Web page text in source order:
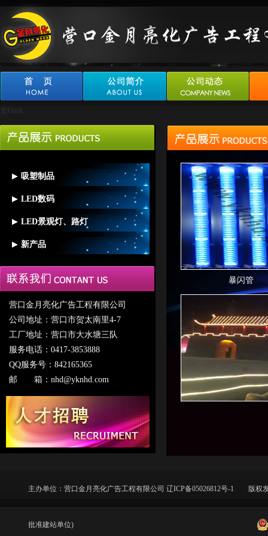
吸塑制品
吸塑灯箱
吸塑字
吸塑标识及异型
LED数码
LED外露字
数码管系列
点光源系列
LED穿孔灯
模组系列
大功率系列
流行灯系列
花树灯系列
塑花灯
电源
LED景观灯、路灯
LED景观灯、路灯
新产品
新产品
营口金月亮化广告工程有限公司
公司地址：营口市贺太南里4-7
工厂地址：营口市大水塘三队
服务电话：0417-3853888
QQ服务号：842165365
邮 箱：nhd@yknhd.com
暴闪管
主办单位： 营口金月亮化广告工程有限公司 辽ICP备05026812号-1 版权发
批准建站单位)